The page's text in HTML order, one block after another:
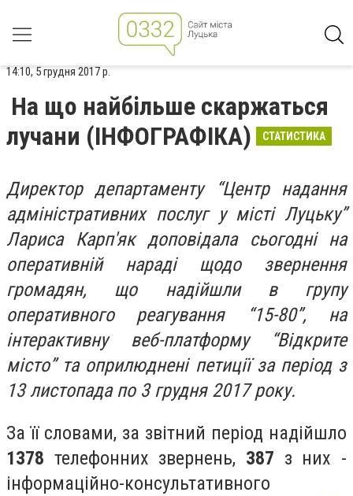
14:10, 5 грудня 2017 р.
На що найбільше скаржаться
лучани (ІНФОГРАФІКА)
СТАТИСТИКА
Директор департаменту “Центр надання
адміністративних послуг у місті Луцьку”
Лариса Карп'як доповідала сьогодні на
оперативній нараді щодо звернення
громадян, що надійшли в групу
оперативного реагування “15-80”, на
інтерактивну веб-платформу “Відкрите
місто” та оприлюднені петиції за період з
13 листопада по 3 грудня 2017 року.
За її словами, за звітний період надійшло
1378 телефонних звернень, 387 з них -
інформаційно-консультативного